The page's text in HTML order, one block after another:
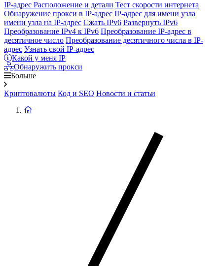
IP-адрес Расположение и детали Тест скорости интернета
Обнаружение прокси в IP-адрес IP-адрес для имени узла
имени узла на IP-адрес Сжать IPv6 Развернуть IPv6
Преобразование IPv4 к IPv6 Преобразование IP-адрес в
десятичное число Преобразование десятичного числа в IP-
адрес Узнать свой IP-адрес
Какой у меня IP
Обнаружить прокси
Больше
Криптовалюты Код и SEO Новости и статьи